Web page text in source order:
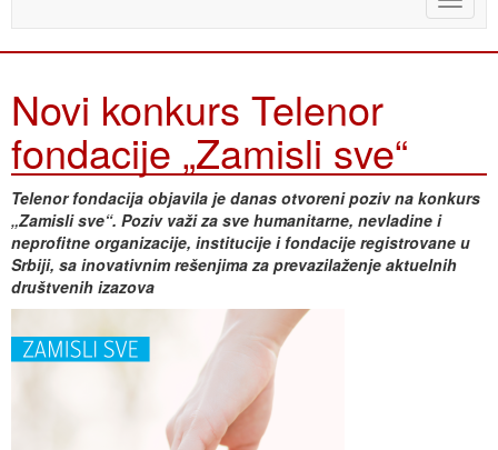
Novi konkurs Telenor
fondacije „Zamisli sve“
Telenor fondacija objavila je danas otvoreni poziv na konkurs
„Zamisli sve“. Poziv važi za sve humanitarne, nevladine i
neprofitne organizacije, institucije i fondacije registrovane u
Srbiji, sa inovativnim rešenjima za prevazilaženje aktuelnih
društvenih izazova